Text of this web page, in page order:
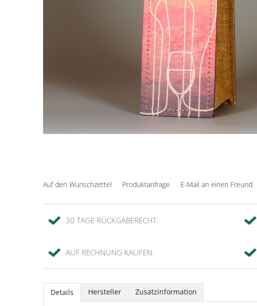
Auf den Wunschzettel Produktanfrage E-Mail an einen Freund
30 TAGE RÜCKGABERECHT.
AUF RECHNUNG KAUFEN.
Details Hersteller Zusatzinformation